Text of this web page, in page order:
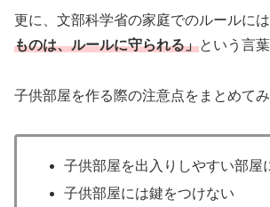
更に、文部科学省の家庭でのルールには
ものは、ルールに守られる」という言
子供部屋を作る際の注意点をまとめてみ
子供部屋を出入りしやすい部屋
子供部屋には鍵をつけない